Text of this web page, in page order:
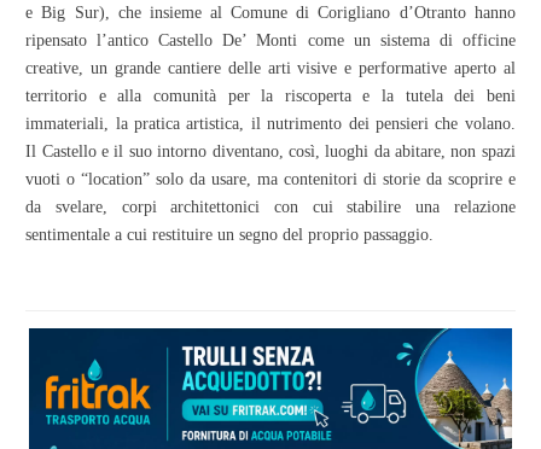
e Big Sur), che insieme al Comune di Corigliano d’Otranto hanno
ripensato l’antico Castello De’ Monti come un sistema di officine
creative, un grande cantiere delle arti visive e performative aperto al
territorio e alla comunità per la riscoperta e la tutela dei beni
immateriali, la pratica artistica, il nutrimento dei pensieri che volano.
Il Castello e il suo intorno diventano, così, luoghi da abitare, non spazi
vuoti o “location” solo da usare, ma contenitori di storie da scoprire e
da svelare, corpi architettonici con cui stabilire una relazione
sentimentale a cui restituire un segno del proprio passaggio.